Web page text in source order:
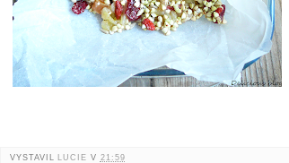
VYSTAVIL LUCIEV 21:59